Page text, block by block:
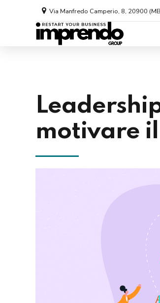
Via Manfredo Camperio, 8, 20900
motivare